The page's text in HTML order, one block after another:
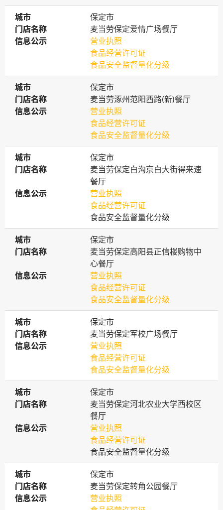
城市
城市
保定市
门店名称
门店名称
麦当劳保定爱情广场餐厅
信息公示
信息公示
营业执照
食品经营许可证
食品安全监督量化分级
城市
城市
保定市
门店名称
门店名称
麦当劳涿州范阳西路(新)餐厅
信息公示
信息公示
营业执照
食品经营许可证
食品安全监督量化分级
城市
城市
保定市
门店名称
门店名称
麦当劳保定白沟京白大街得来速
餐厅
信息公示
信息公示
营业执照
食品经营许可证
食品安全监督量化分级
城市
城市
保定市
门店名称
门店名称
麦当劳保定高阳县正信楼购物中
心餐厅
信息公示
信息公示
营业执照
食品经营许可证
食品安全监督量化分级
城市
城市
保定市
门店名称
门店名称
麦当劳保定军校广场餐厅
信息公示
信息公示
营业执照
食品经营许可证
食品安全监督量化分级
城市
城市
保定市
门店名称
门店名称
麦当劳保定河北农业大学西校区
餐厅
信息公示
信息公示
营业执照
食品经营许可证
食品安全监督量化分级
城市
城市
保定市
门店名称
门店名称
麦当劳保定转角公园餐厅
信息公示
信息公示
营业执照